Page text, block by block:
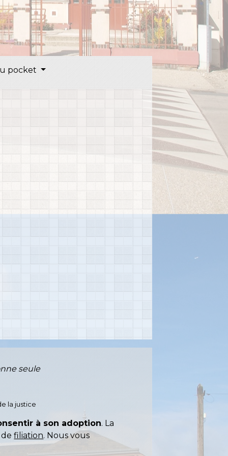
pocket
seule
la justice
à son adoption. La
defiliation. Nous vous